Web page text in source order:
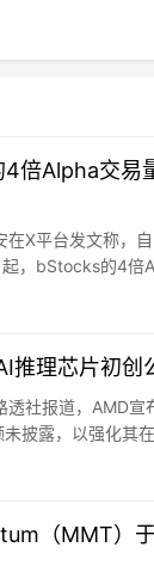
倍Alpha交易
X平台发文称，
，bStocks的4倍
至周六07:59（东
Alpha交易量，交
推理芯片初创
社报道，AMD宣
披露，以强化其
技术整合至其加速
统级解决方案。
…
（MMT）